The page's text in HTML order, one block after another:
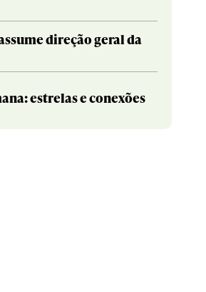
direção geral da
estrelas e conexões